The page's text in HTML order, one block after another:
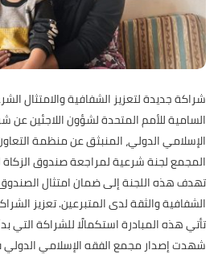
شراكة جديدة لتعزيز الشفافية والامتثال
السامية للأمم المتحدة لشؤون اللاجئين
الإسلامي الدولي، المنبثق عن منظمة
المجمع لجنة شرعية لمراجعة صندوق الزكاة
تهدف هذه اللجنة إلى ضمان امتثال
الشفافية والثقة لدى المتبرعين. تعزيز
تأتي هذه المبادرة استكمالًا للشراكة